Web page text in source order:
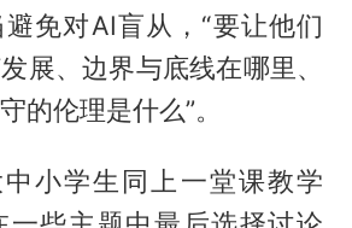
免对AI盲从，“要让他们
展、边界与底线在哪里、
的伦理是什么”。
小学生同上一堂课教学